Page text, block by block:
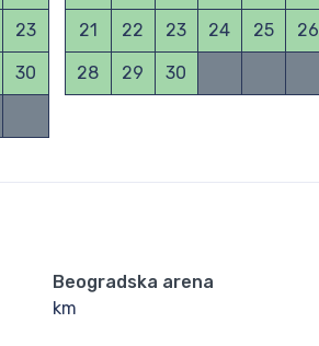
23
30
21 22 23 24 25 26
28 29 30
Beogradska arena
km